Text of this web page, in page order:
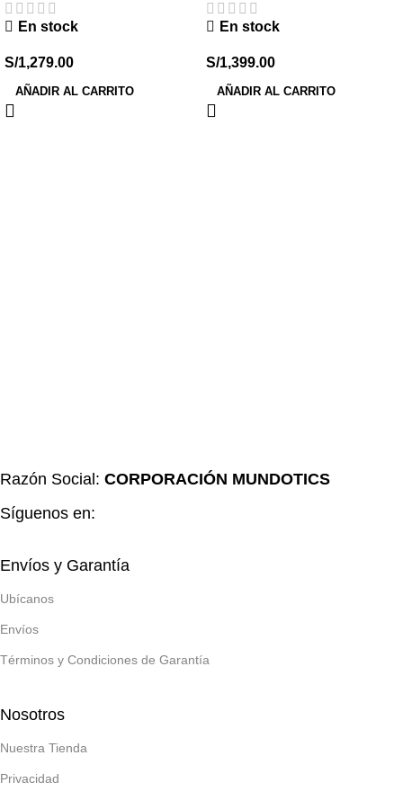
En stock
S/1,279.00
AÑADIR AL CARRITO
En stock
S/1,399.00
AÑADIR AL CARRITO
Razón Social: CORPORACIÓN MUNDOTICS
Síguenos en:
Envíos y Garantía
Ubícanos
Envíos
Términos y Condiciones de Garantía
Nosotros
Nuestra Tienda
Privacidad